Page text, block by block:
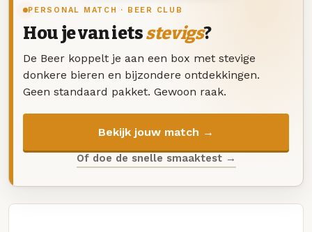
PERSONAL MATCH · BEER CLUB
Hou je van ietsstevigs?
De Beer koppelt je aan een box met stevige
donkere bieren en bijzondere ontdekkingen.
Geen standaard pakket. Gewoon raak.
Bekijk jouw match →
Of doe de snelle smaaktest →